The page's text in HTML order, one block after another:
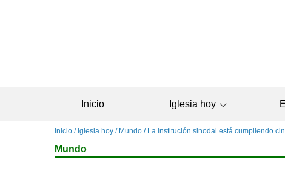
Inicio Iglesia hoy
Sobrescribir
enlaces
de
Inicio Iglesia hoy Mundo La institución sinodal está cumpliendo
Mundo